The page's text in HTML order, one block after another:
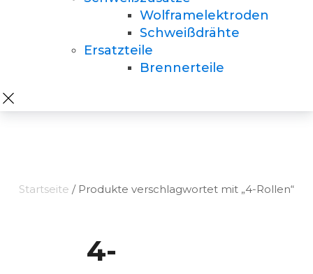
Wolframelektroden
Schweißdrähte
Ersatzteile
Brennerteile
Startseite / Produkte verschlagwortet mit „4-Rollen“
4-